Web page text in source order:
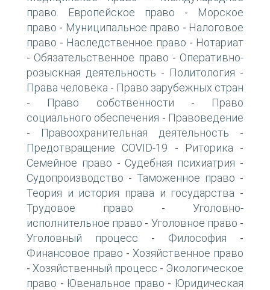
право. Европейское право -
Морское
право - Муниципальное право - Налоговое
право - Наследственное право - Нотариат
- Обязательственное право - Оперативно-
розыскная деятельность - Политология -
Права человека - Право зарубежных стран
- Право собственности -
Право
социального обеспечения - Правоведение
- Правоохранительная деятельность -
Предотвращение COVID-19 - Риторика -
Семейное право - Судебная психиатрия -
Судопроизводство - Таможенное право -
Теория и история права и государства -
Трудовое право -Уголовно-
исполнительное право - Уголовное право -
Уголовный процесс - Философия -
Финансовое право - Хозяйственное право
- Хозяйственный процесс - Экологическое
право - Ювенальное право - Юридическая